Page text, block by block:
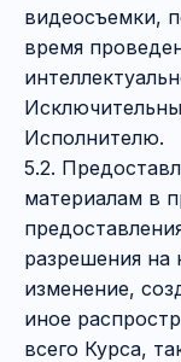
видеосъемки,
время
Исполнителю.
5.2.
материалам в
разрешения на
изменение,
иное
всего Курса,